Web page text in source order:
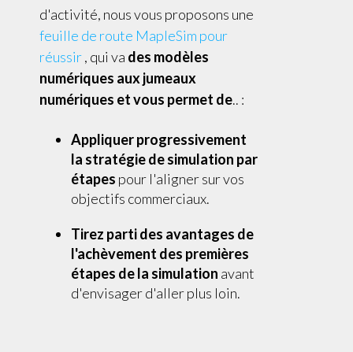
d'activité, nous vous proposons une
feuille de route MapleSim pour
réussir, qui va des modèles
numériques aux jumeaux
numériques et vous permet de.. :
Appliquer progressivement
la stratégie de simulation par
étapes pour l'aligner sur vos
objectifs commerciaux.
Tirez parti des avantages de
l'achèvement des premières
étapes de la simulation avant
d'envisager d'aller plus loin.